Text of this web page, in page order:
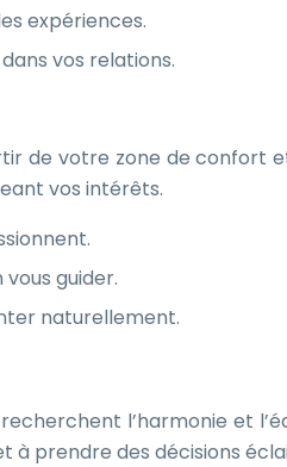
expériences.
vos relations.
de votre zone de confort
vos intérêts.
guider.
naturellement.
l’harmonie et
prendre des décisions